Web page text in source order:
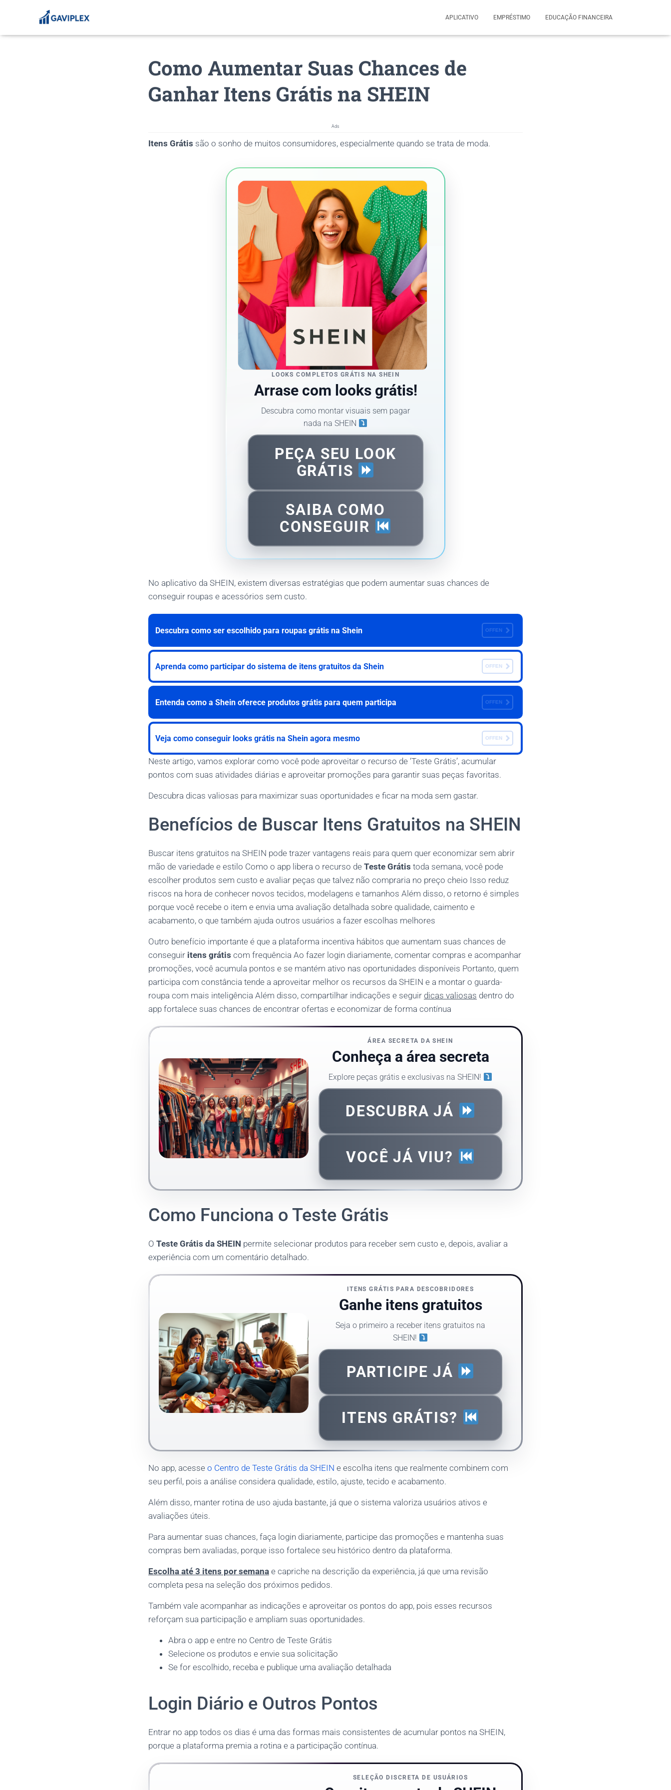
APLICATIVO EMPRÉSTIMO EDUCAÇÃO FINANCEIRA
Como Aumentar Suas Chances de
Ganhar Itens Grátis na SHEIN
Ads
Itens Grátis são o sonho de muitos consumidores, especialmente quando se trata de moda.
LOOKS COMPLETOS GRÁTIS NA SHEIN
Arrase com looks grátis!
Descubra como montar visuais sem pagar
nada na SHEIN
PEÇA SEU LOOK
GRÁTIS
SAIBA COMO
CONSEGUIR
No aplicativo da SHEIN, existem diversas estratégias que podem aumentar suas chances de
conseguir roupas e acessórios sem custo.
Descubra como ser escolhido para roupas grátis na Shein OFFEN
Aprenda como participar do sistema de itens gratuitos da Shein OFFEN
Entenda como a Shein oferece produtos grátis para quem participa OFFEN
Veja como conseguir looks grátis na Shein agora mesmo OFFEN
Neste artigo, vamos explorar como você pode aproveitar o recurso de ‘Teste Grátis’, acumular
pontos com suas atividades diárias e aproveitar promoções para garantir suas peças favoritas.
Descubra dicas valiosas para maximizar suas oportunidades e ficar na moda sem gastar.
Benefícios de Buscar Itens Gratuitos na SHEIN
Buscar itens gratuitos na SHEIN pode trazer vantagens reais para quem quer economizar sem abrir
mão de variedade e estilo Como o app libera o recurso de Teste Grátis toda semana, você pode
escolher produtos sem custo e avaliar peças que talvez não compraria no preço cheio Isso reduz
riscos na hora de conhecer novos tecidos, modelagens e tamanhos Além disso, o retorno é simples
porque você recebe o item e envia uma avaliação detalhada sobre qualidade, caimento e
acabamento, o que também ajuda outros usuários a fazer escolhas melhores
Outro benefício importante é que a plataforma incentiva hábitos que aumentam suas chances de
conseguir itens grátis com frequência Ao fazer login diariamente, comentar compras e acompanhar
promoções, você acumula pontos e se mantém ativo nas oportunidades disponíveis Portanto, quem
participa com constância tende a aproveitar melhor os recursos da SHEIN e a montar o guarda-
roupa com mais inteligência Além disso, compartilhar indicações e seguir dicas valiosas dentro do
app fortalece suas chances de encontrar ofertas e economizar de forma contínua
ÁREA SECRETA DA SHEIN
Conheça a área secreta
Explore peças grátis e exclusivas na SHEIN!
DESCUBRA JÁ
VOCÊ JÁ VIU?
Como Funciona o Teste Grátis
O Teste Grátis da SHEIN permite selecionar produtos para receber sem custo e, depois, avaliar a
experiência com um comentário detalhado.
ITENS GRÁTIS PARA DESCOBRIDORES
Ganhe itens gratuitos
Seja o primeiro a receber itens gratuitos na
SHEIN!
PARTICIPE JÁ
ITENS GRÁTIS?
No app, acesse o Centro de Teste Grátis da SHEIN e escolha itens que realmente combinem com
seu perfil, pois a análise considera qualidade, estilo, ajuste, tecido e acabamento.
Além disso, manter rotina de uso ajuda bastante, já que o sistema valoriza usuários ativos e
avaliações úteis.
Para aumentar suas chances, faça login diariamente, participe das promoções e mantenha suas
compras bem avaliadas, porque isso fortalece seu histórico dentro da plataforma.
Escolha até 3 itens por semana e capriche na descrição da experiência, já que uma revisão
completa pesa na seleção dos próximos pedidos.
Também vale acompanhar as indicações e aproveitar os pontos do app, pois esses recursos
reforçam sua participação e ampliam suas oportunidades.
Abra o app e entre no Centro de Teste Grátis
Selecione os produtos e envie sua solicitação
Se for escolhido, receba e publique uma avaliação detalhada
Login Diário e Outros Pontos
Entrar no app todos os dias é uma das formas mais consistentes de acumular pontos na SHEIN,
porque a plataforma premia a rotina e a participação contínua.
SELEÇÃO DISCRETA DE USUÁRIOS